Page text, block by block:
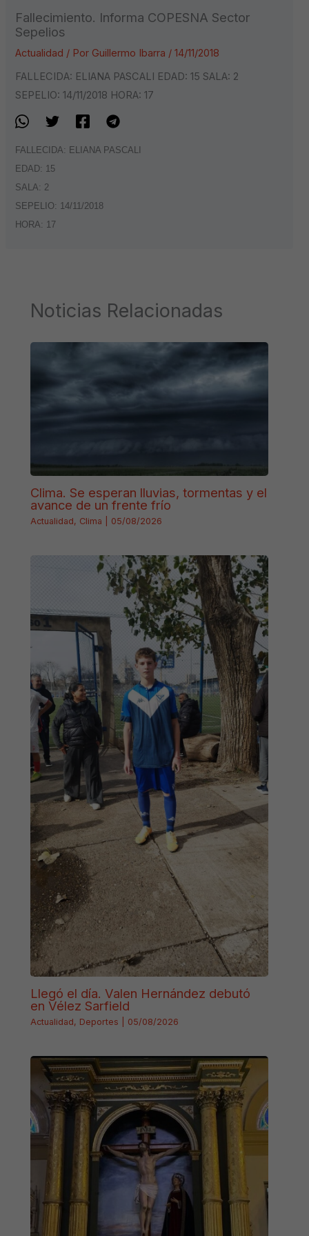
Fallecimiento. Informa COPESNA Sector
Sepelios
Actualidad / Por Guillermo Ibarra /14/11/2018
FALLECIDA: ELIANA PASCALI EDAD: 15 SALA: 2
SEPELIO: 14/11/2018 HORA: 17
FALLECIDA: ELIANA PASCALI
EDAD: 15
SALA: 2
SEPELIO: 14/11/2018
HORA: 17
Noticias Relacionadas
Clima. Se esperan lluvias, tormentas y el
avance de un frente frío
Actualidad, Clima 05/08/2026
Llegó el día. Valen Hernández debutó
en Vélez Sarfield
Actualidad, Deportes 05/08/2026